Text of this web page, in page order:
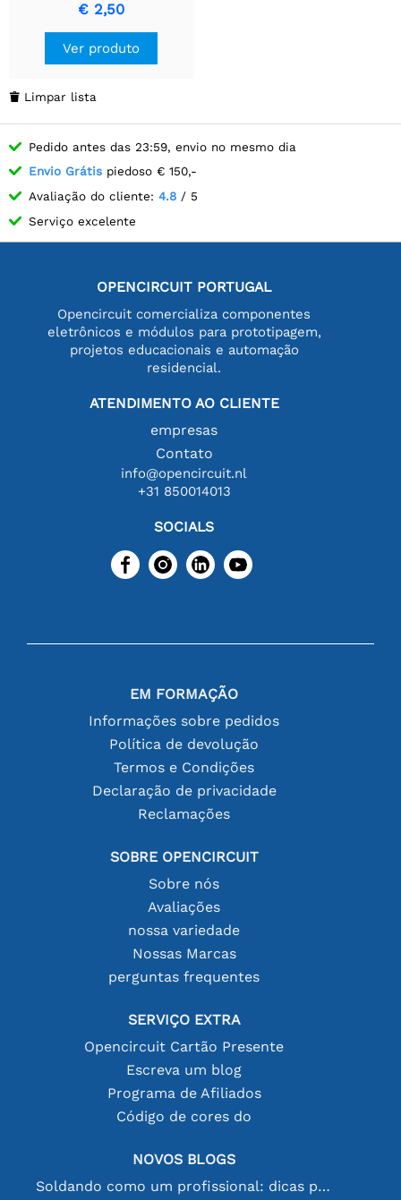
€ 2,50
Ver produto
 Limpar lista
Pedido antes das 23:59, envio no mesmo dia
Envio Grátis piedoso € 150,-
Avaliação do cliente: 4.8 / 5
Serviço excelente
OPENCIRCUIT PORTUGAL
Opencircuit comercializa componentes
eletrônicos e módulos para prototipagem,
projetos educacionais e automação
residencial.
ATENDIMENTO AO CLIENTE
empresas
Contato
info@opencircuit.nl
+31 850014013
SOCIALS
EM FORMAÇÃO
Informações sobre pedidos
Política de devolução
Termos e Condições
Declaração de privacidade
Reclamações
SOBRE OPENCIRCUIT
Sobre nós
Avaliações
nossa variedade
Nossas Marcas
perguntas frequentes
SERVIÇO EXTRA
Opencircuit Cartão Presente
Escreva um blog
Programa de Afiliados
Código de cores do
NOVOS BLOGS
Soldando como um profissional: dicas para conexões eletrônicas perfeitas